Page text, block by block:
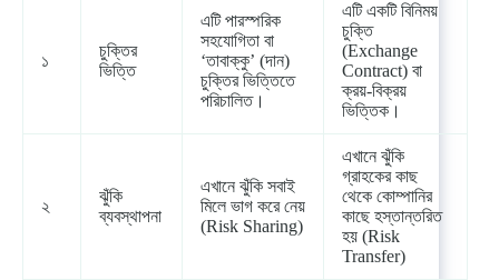
১
চুক্তির
ভিত্তি
এটি পারস্পরিক
সহযোগিতা বা
‘তাবাক্কু’ (দান)
চুক্তির ভিত্তিতে
পরিচালিত।
এটি একটি বিনিময়
চুক্তি
(Exchange
Contract) বা
ক্রয়-বিক্রয়
ভিত্তিক।
২
ঝুঁকি
ব্যবস্থাপনা
এখানে ঝুঁকি সবাই
মিলে ভাগ করে নেয়
(Risk Sharing)
এখানে ঝুঁকি
গ্রাহকের কাছ
থেকে কোম্পানির
কাছে হস্তান্তরিত
হয় (Risk
Transfer)